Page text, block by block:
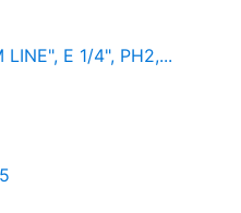
E 1/4", PH2,...